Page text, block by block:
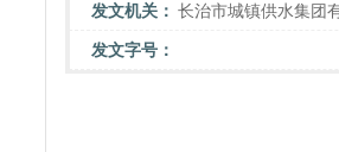
发文机关： 长治市城镇供水集团
发文字号：